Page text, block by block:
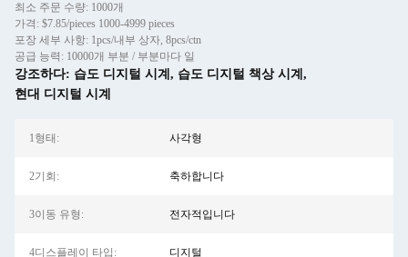
최소 주문 수량: 1000개
가격: $7.85/pieces 1000-4999 pieces
포장 세부 사항: 1pcs/내부 상자, 8pcs/ctn
공급 능력: 10000개 부분 / 부분마다 일
강조하다: 습도 디지털 시계 , 습도 디지털 책상 시계 ,
현대 디지털 시계
1형태: 사각형
2기회: 축하합니다
3이동 유형: 전자적입니다
4디스플레이 타입: 디지털